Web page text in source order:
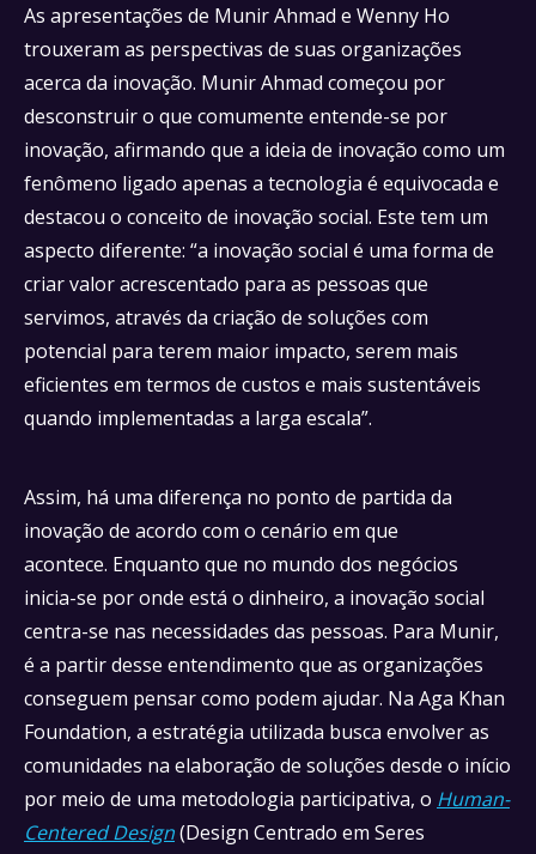
As apresentações de Munir Ahmad e Wenny Ho
trouxeram as perspectivas de suas organizações
acerca da inovação. Munir Ahmad começou por
desconstruir o que comumente entende-se por
inovação, afirmando que a ideia de inovação como um
fenômeno ligado apenas a tecnologia é equivocada e
destacou o conceito de inovação social. Este tem um
aspecto diferente: “a inovação social é uma forma de
criar valor acrescentado para as pessoas que
servimos, através da criação de soluções com
potencial para terem maior impacto, serem mais
eficientes em termos de custos e mais sustentáveis
quando implementadas a larga escala”.
Assim, há uma diferença no ponto de partida da
inovação de acordo com o cenário em que
acontece. Enquanto que no mundo dos negócios
inicia-se por onde está o dinheiro, a inovação social
centra-se nas necessidades das pessoas. Para Munir,
é a partir desse entendimento que as organizações
conseguem pensar como podem ajudar. Na Aga Khan
Foundation, a estratégia utilizada busca envolver as
comunidades na elaboração de soluções desde o início
por meio de uma metodologia participativa, o Human-
Centered Design(Design Centrado em Seres